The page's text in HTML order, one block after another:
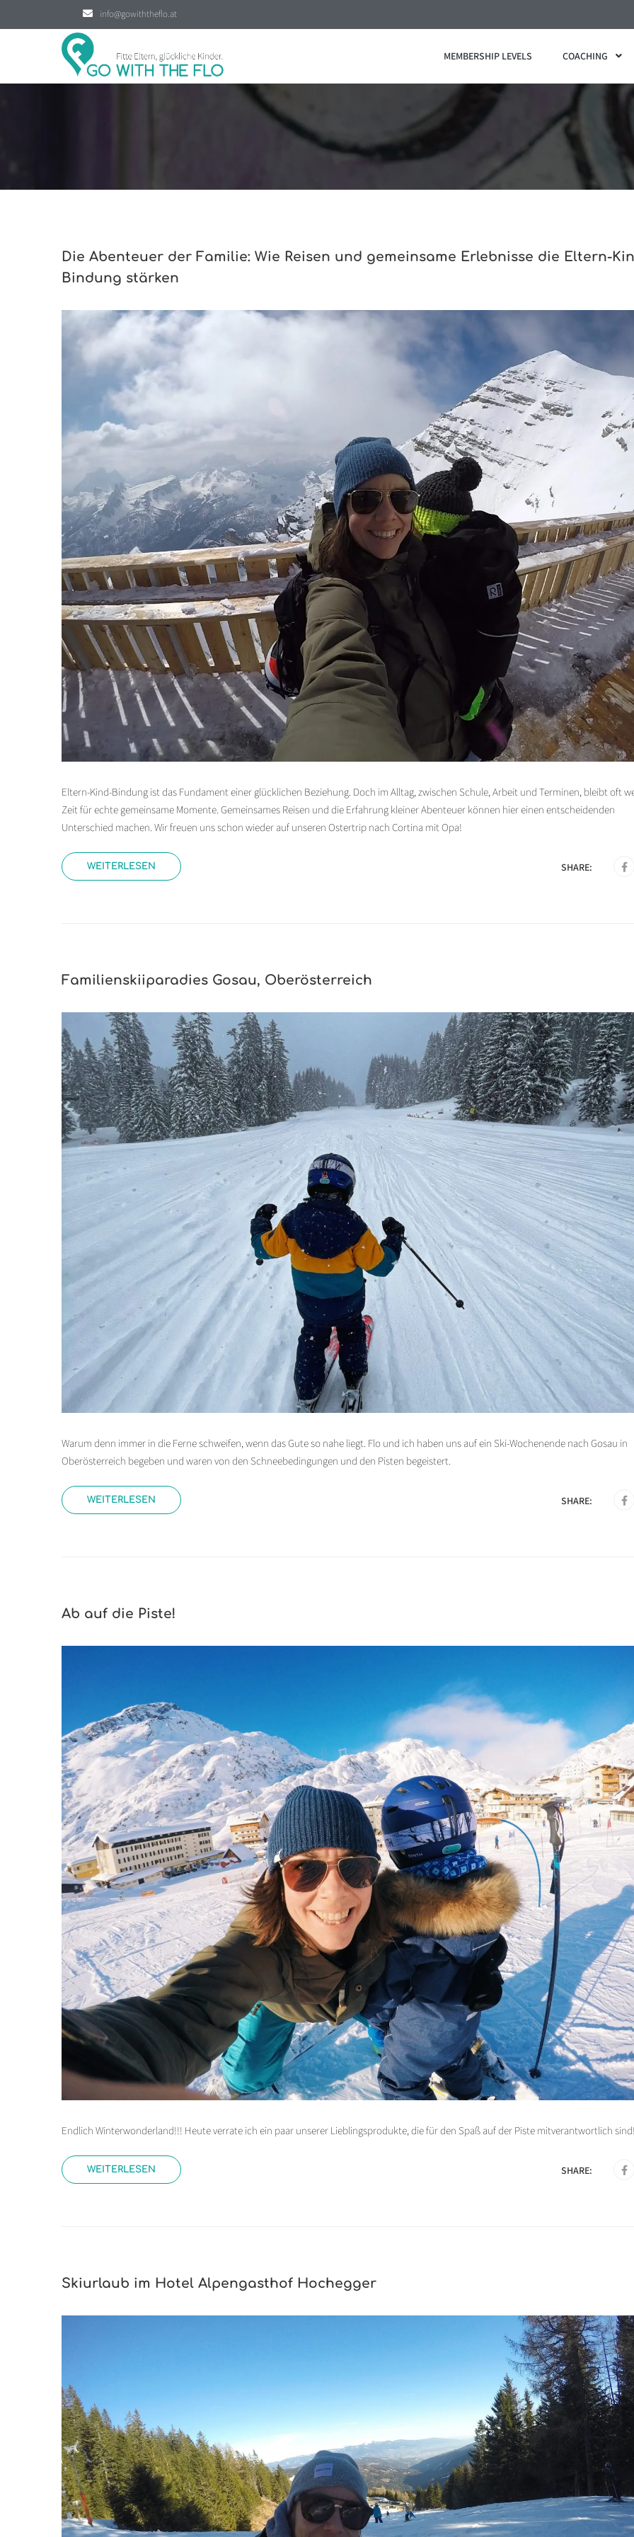
info@gowiththeflo.at
MEMBERSHIP LEVELS COACHING
Die Abenteuer der Familie: Wie Reisen und gemeinsame Erlebnisse die Eltern-
Bindung stärken
Eltern-Kind-Bindung ist das Fundament einer glücklichen Beziehung. Doch im Alltag, zwischen Schule, Arbeit und Terminen, bleibt oft
Zeit für echte gemeinsame Momente. Gemeinsames Reisen und die Erfahrung kleiner Abenteuer können hier einen entscheidenden
Unterschied machen. Wir freuen uns schon wieder auf unseren Ostertrip nach Cortina mit Opa!
WEITERLESEN SHARE:
Familienskiiparadies Gosau, Oberösterreich
Warum denn immer in die Ferne schweifen, wenn das Gute so nahe liegt. Flo und ich haben uns auf ein Ski-Wochenende nach Gosau in
Oberösterreich begeben und waren von den Schneebedingungen und den Pisten begeistert.
WEITERLESEN SHARE:
Ab auf die Piste!
Endlich Winterwonderland!!! Heute verrate ich ein paar unserer Lieblingsprodukte, die für den Spaß auf der Piste mitverantwortlich
WEITERLESEN SHARE:
Skiurlaub im Hotel Alpengasthof Hochegger